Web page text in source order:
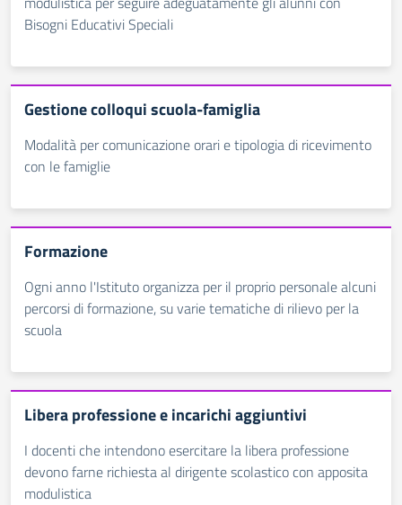
Bisogni Educativi Speciali
Gestione colloqui scuola-famiglia
Modalità per comunicazione orari e tipologia di ricevimento
con le famiglie
Formazione
Ogni anno l'Istituto organizza per il proprio personale alcuni
percorsi di formazione, su varie tematiche di rilievo per la
scuola
Libera professione e incarichi aggiuntivi
I docenti che intendono esercitare la libera professione
devono farne richiesta al dirigente scolastico con apposita
modulistica